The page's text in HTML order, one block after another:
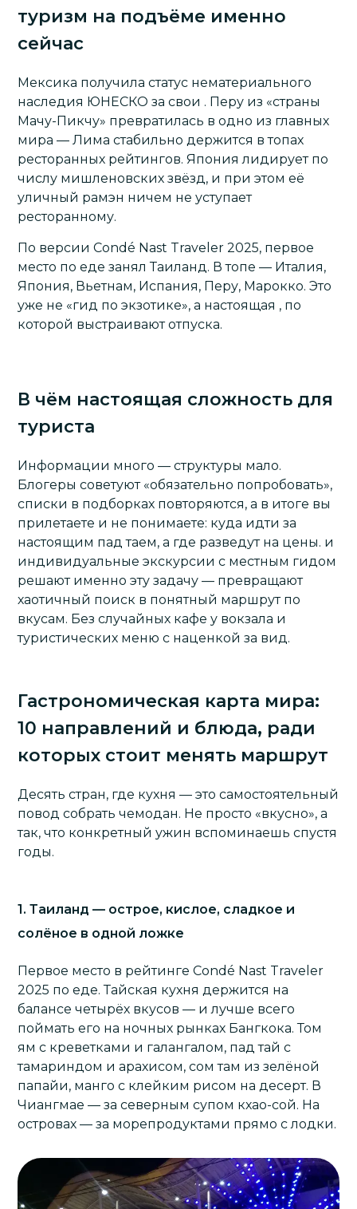
туризм на подъёме именно
сейчас
Мексика получила статус нематериального
наследия ЮНЕСКО за свои . Перу из «страны
Мачу-Пикчу» превратилась в одно из главных
мира — Лима стабильно держится в топах
ресторанных рейтингов.Япония лидирует по
числу мишленовских звёзд, и при этом её
уличный рамэн ничем не уступает
ресторанному.
По версии Condé Nast Traveler 2025, первое
место по еде занялТаиланд. В топе — Италия,
Япония, Вьетнам, Испания, Перу, Марокко. Это
уже не «гид по экзотике», а настоящая , по
которой выстраивают отпуска.
В чём настоящая сложность для
туриста
Информации много — структуры мало.
Блогеры советуют «обязательно попробовать»,
списки в подборках повторяются, а в итоге вы
прилетаете и не понимаете: куда идти за
настоящим пад таем, а где разведут на цены. и
индивидуальные экскурсии с местным гидом
решают именно эту задачу — превращают
хаотичный поиск в понятный маршрут по
вкусам. Без случайных кафе у вокзала и
туристических меню с наценкой за вид.
Гастрономическая карта мира:
10 направлений и блюда, ради
которых стоит менять маршрут
Десять стран, где кухня — это самостоятельный
повод собрать чемодан. Не просто «вкусно», а
так, что конкретный ужин вспоминаешь спустя
годы.
1. Таиланд — острое, кислое, сладкое и
солёное в одной ложке
Первое место в рейтинге Condé Nast Traveler
2025 по еде. Тайская кухня держится на
балансе четырёх вкусов — и лучше всего
поймать его на ночных рынках Бангкока. Том
ям с креветками и галангалом, пад тай с
тамариндом и арахисом, сом там из зелёной
папайи, манго с клейким рисом на десерт. В
Чиангмае — за северным супом кхао-сой. На
островах — за морепродуктами прямо с лодки.